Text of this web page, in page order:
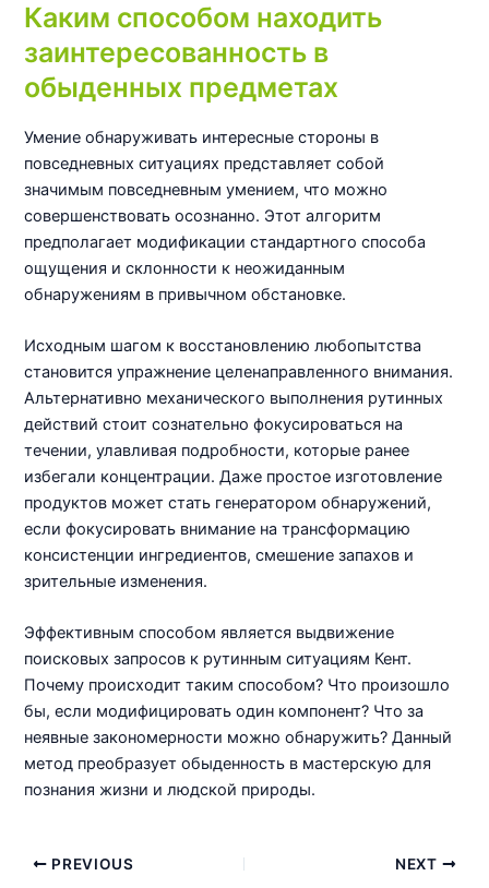
Каким способом находить
заинтересованность в
обыденных предметах
Умение обнаруживать интересные стороны в
повседневных ситуациях представляет собой
значимым повседневным умением, что можно
совершенствовать осознанно. Этот алгоритм
предполагает модификации стандартного способа
ощущения и склонности к неожиданным
обнаружениям в привычном обстановке.
Исходным шагом к восстановлению любопытства
становится упражнение целенаправленного внимания.
Альтернативно механического выполнения рутинных
действий стоит сознательно фокусироваться на
течении, улавливая подробности, которые ранее
избегали концентрации. Даже простое изготовление
продуктов может стать генератором обнаружений,
если фокусировать внимание на трансформацию
консистенции ингредиентов, смешение запахов и
зрительные изменения.
Эффективным способом является выдвижение
поисковых запросов к рутинным ситуациям Кент.
Почему происходит таким способом? Что произошло
бы, если модифицировать один компонент? Что за
неявные закономерности можно обнаружить? Данный
метод преобразует обыденность в мастерскую для
познания жизни и людской природы.
Post
PREVIOUS NEXT